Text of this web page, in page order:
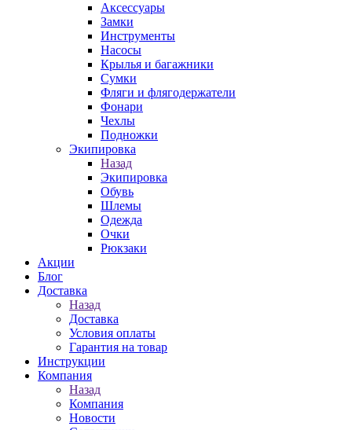
Аксессуары
Замки
Инструменты
Насосы
Крылья и багажники
Сумки
Фляги и флягодержатели
Фонари
Чехлы
Подножки
Экипировка
Назад
Экипировка
Обувь
Шлемы
Одежда
Очки
Рюкзаки
Акции
Блог
Доставка
Назад
Доставка
Условия оплаты
Гарантия на товар
Инструкции
Компания
Назад
Компания
Новости